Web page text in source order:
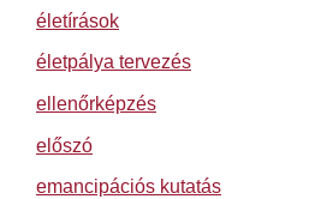
életírások
életpálya tervezés
ellenőrképzés
előszó
emancipációs kutatás